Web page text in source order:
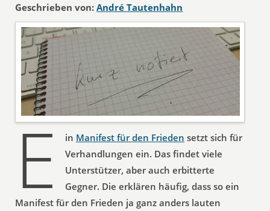
Geschrieben von: André Tautenhahn
E in Manifest für den Frieden setzt sich für
Verhandlungen ein. Das findet viele
Unterstützer, aber auch erbitterte
Gegner. Die erklären häufig, dass so ein
Manifest für den Frieden ja ganz anders lauten